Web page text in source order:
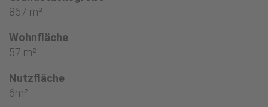
867 m²
Wohnfläche
57 m²
Nutzfläche
6m²